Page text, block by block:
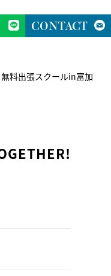
CONTACT
無料出張スクールin富加